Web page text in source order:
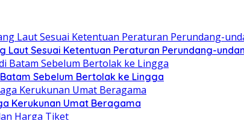
Laut Sesuai Ketentuan Peraturan Perundang-
Sebelum Bertolak ke Lingga
Kerukunan Umat Beragama